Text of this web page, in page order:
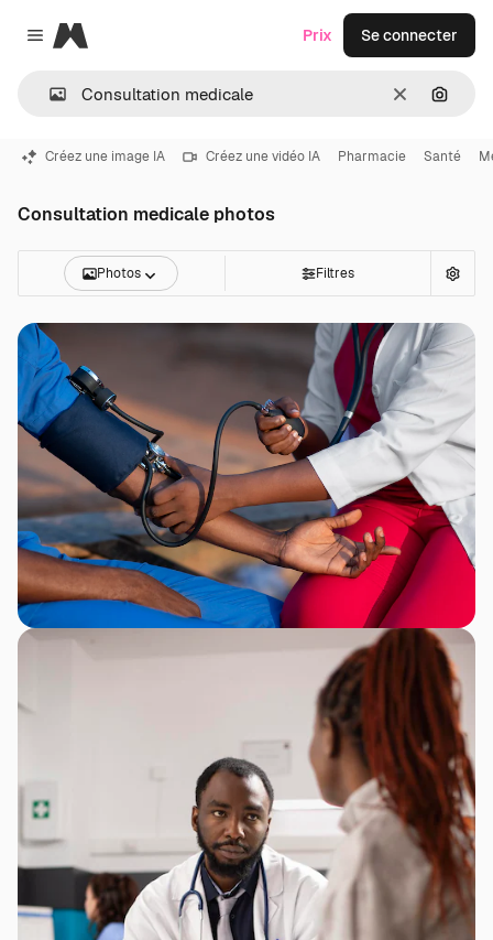
Close menu
Magnific
Effacer
Prix Se connecter
Créez une image IA Créez une vidéo IA Pharmacie Santé
Consultation medicale photos
Photos Filtres